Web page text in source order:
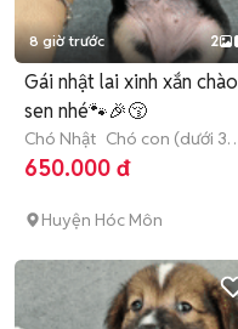
8 giờ trước 2
Gái nhật lai xinh xắn chào
sen nhé🐾🎉😚
Chó Nhật Chó con (dưới 3
tháng tuổi)
650.000 đ
Huyện Hóc Môn